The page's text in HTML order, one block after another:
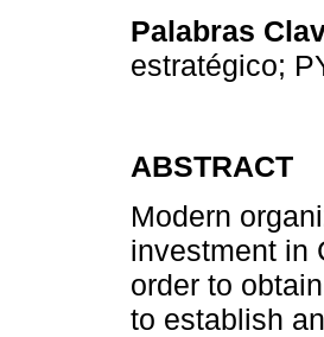
Palabras
estratégico;
ABSTRACT
Modern
investment in
order to
to establish